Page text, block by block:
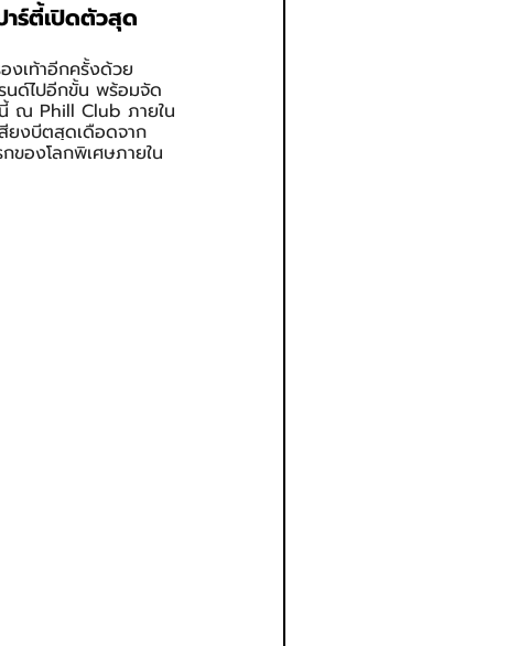
ร์ตี้เปิดตัวสุด
งเท้าอีกครั้งด้วย
นด์ไปอีกขั้น พร้อมจัด
ณ Phill Club ภายใน
ยงบีตสุดเดือดจาก
ของโลกพิเศษภายใน